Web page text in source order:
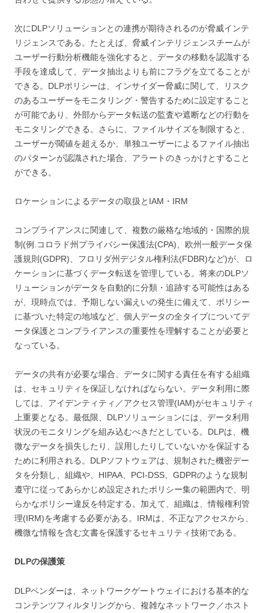
次にDLPソリューションとの連携が期待されるのが脅威インテ
リジェンスである。たとえば、脅威インテリジェンスチームが
ユーザー行動分析機能を強化すると、データの移動を認識する
手段を達成して、データ抽出よりも前にフラグを立てることが
できる。DLPポリシーは、インサイダー脅威に関して、リスク
のあるユーザーをモニタリング・警告するために設定すること
が可能であり、外部からデータ転送の監査や遮断などの行動を
モニタリングできる。さらに、ファイルサイズを制限すると、
ユーザーが閾値を超えるか、単独ユーザーによるファイル抽出
のパターンが認識された場合、アラートのきっかけとすること
ができる。
ロケーションによるデータの取扱とIAM・IRM
コンプライアンスに関連して、複数の厳格な地域的・国際的規
制(例.コロラド州プライバシー保護法(CPA)、欧州一般データ保
護規則(GDPR)、フロリダ州デジタル権利法(FDBR)など)が、ロ
ケーションに基づくデータ転送を管理している。将来のDLPソ
リューションがデータを自動的に分類・追跡する可能性はある
が、現時点では、予期しない漏えいの発生に備えて、ポリシー
に基づいた特定の地域など、個人データの全タイプについてデ
ータ保護とコンプライアンスの重要性を理解することが必要と
なっている。
データの共有が必要な場合、データに関する責任を有する組織
は、セキュリティを保証しなければならない。データ利用に際
しては、アイデンティティ／アクセス管理(IAM)がセキュリティ
上重要となる。最低限、DLPソリューションには、データ利用
状況のモニタリングを組み込むべきだとしている。DLPは、機
微なデータを損失したり、誤用したりしていないかを保証する
ために利用される。DLPソフトウェアは、規制された機密デー
タを分類し、組織や、HIPAA、PCI-DSS、GDPRのような規制
遵守に従ってあらかじめ設定されたポリシー集の範囲内で、明
らかなポリシー違反を特定する。加えて、組織は、情報権利管
理(IRM)を考慮する必要がある。IRMは、不正なアクセスから、
機微な情報を含む文書を保護するセキュリティ技術である。
DLPの保護策
DLPベンダーは、ネットワークゲートウェイにおける基本的な
コンテンツフィルタリングから、複雑なネットワーク／ホスト